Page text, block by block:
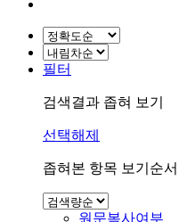
필터
검색결과 좁혀 보기
선택해제
좁혀본 항목 보기순서
원문복사여부